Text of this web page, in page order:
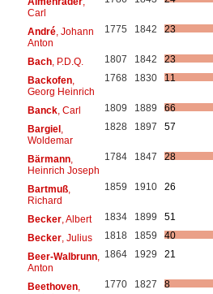
Carl
André, Johann
Anton
1775 1842 23
Bach, P.D.Q. 1807 1842
23
Backofen,
Georg Heinrich
1768 1830 11
Banck, Carl 1809 1889
66
Bargiel,
Woldemar
1828 1897 57
Bärmann,
Heinrich Joseph
1784 1847 28
Bartmuß,
Richard
1859 1910 26
Becker, Albert 1834 1899
51
Becker, Julius 1818 1859
40
Beer-Walbrunn,
Anton
1864 1929 21
Beethoven,
1770 1827 8